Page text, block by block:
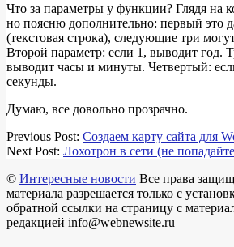
Что за параметры у функции? Глядя на
но поясню дополнительно: первый это
(текстовая строка), следующие три
Второй параметр: если 1, выводит год.
выводит часы и минуты. Четвертый:
секунды.
Думаю, все довольно прозрачно.
2017-
02-
Previous Post: Создаем карту сайта для
Next Post: Лохотрон в сети (не
© Интересные новости Все права
материала разрешается только с
обратной ссылки на страницу с
редакцией info@webnewsite.ru